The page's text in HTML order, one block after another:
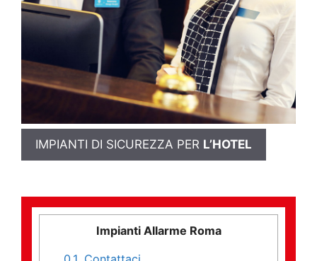
IMPIANTI DI SICUREZZA PER L’HOTEL
Impianti Allarme Roma